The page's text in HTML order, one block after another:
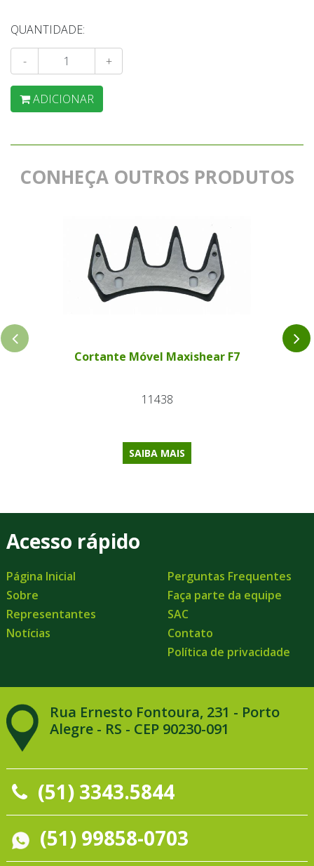
QUANTIDADE:
- +
ADICIONAR
CONHEÇA OUTROS PRODUTOS
Cortante Móvel Maxishear F7
11438
SAIBA MAIS
Acesso rápido
Página Inicial
Sobre
Representantes
Notícias
Perguntas Frequentes
Faça parte da equipe
SAC
Contato
Política de privacidade
Rua Ernesto Fontoura, 231 - Porto
Alegre - RS - CEP 90230-091
(51) 3343.5844
(51) 99858-0703